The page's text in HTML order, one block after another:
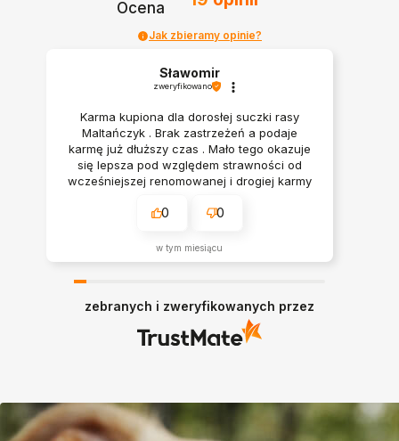
Ocena
Jak zbieramy opinie?
Sławomir
zweryfikowano
Karma kupiona dla dorosłej suczki rasy
Maltańczyk . Brak zastrzeżeń a podaje
karmę już dłuższy czas . Mało tego okazuje
się lepsza pod względem strawności od
wcześniejszej renomowanej i drogiej karmy
0 0
w tym miesiącu
zebranych i zweryfikowanych przez